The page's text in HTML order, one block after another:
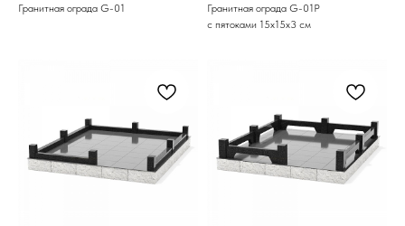
Гранитная ограда G-01
Гранитная ограда G-01P
с пятоками 15х15х3 см